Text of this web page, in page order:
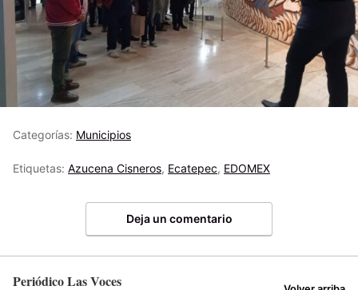
Categorías: Municipios
Etiquetas: Azucena Cisneros, Ecatepec, EDOMEX
Deja un comentario
Periódico Las Voces